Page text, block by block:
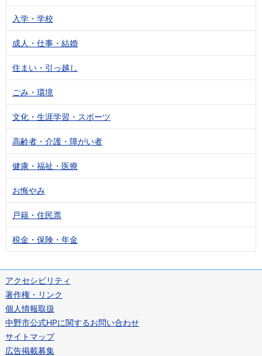
入学・学校
成人・仕事・結婚
住まい・引っ越し
ごみ・環境
文化・生涯学習・スポーツ
高齢者・介護・障がい者
健康・福祉・医療
お悔やみ
戸籍・住民票
税金・保険・年金
アクセシビリティ
著作権・リンク
個人情報取扱
中野市公式HPに関するお問い合わせ
サイトマップ
広告掲載募集